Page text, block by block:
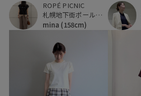
ROPÉ PICNIC
札幌地下街ポールタウン
mina (158cm)